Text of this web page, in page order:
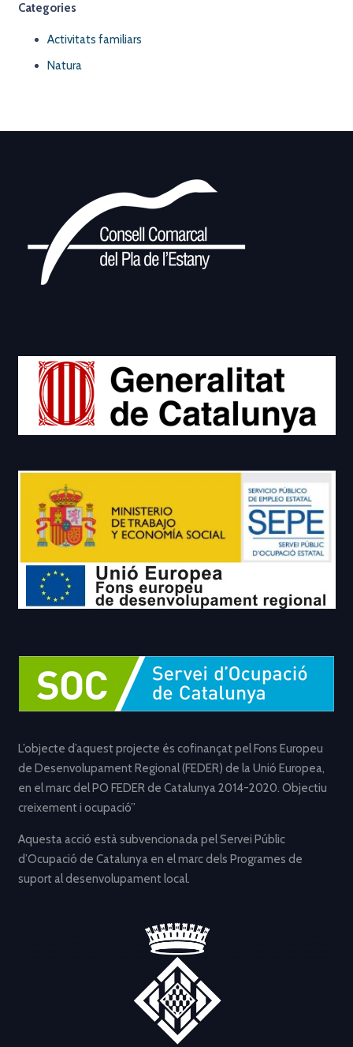
Categories
Activitats familiars
Natura
L’objecte d’aquest projecte és cofinançat pel Fons Europeu
de Desenvolupament Regional (FEDER) de la Unió Europea,
en el marc del PO FEDER de Catalunya 2014-2020. Objectiu
creixement i ocupació”
Aquesta acció està subvencionada pel Servei Públic
d’Ocupació de Catalunya en el marc dels Programes de
suport al desenvolupament local.